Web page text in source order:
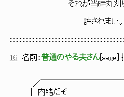
それが当時丸刈りさえも校
許されまい。
16 名前： 普通のやる夫さん sage ]
／￣￣￣￣￣￣￣￣￣￣￣
| 内緒だぞ